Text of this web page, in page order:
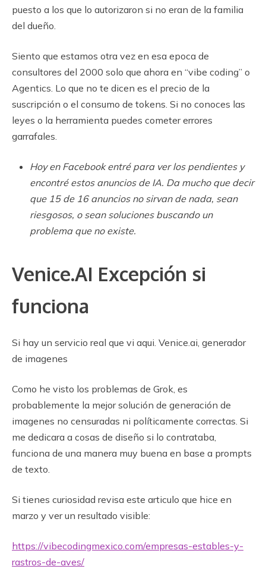
puesto a los que lo autorizaron si no eran de la familia
del dueño.
Siento que estamos otra vez en esa epoca de
consultores del 2000 solo que ahora en “vibe coding” o
Agentics. Lo que no te dicen es el precio de la
suscripción o el consumo de tokens. Si no conoces las
leyes o la herramienta puedes cometer errores
garrafales.
Hoy en Facebook entré para ver los pendientes y
encontré estos anuncios de IA. Da mucho que decir
que 15 de 16 anuncios no sirvan de nada, sean
riesgosos, o sean soluciones buscando un
problema que no existe.
Venice.AI Excepción si
funciona
Si hay un servicio real que vi aqui. Venice.ai, generador
de imagenes
Como he visto los problemas de Grok, es
probablemente la mejor solución de generación de
imagenes no censuradas ni políticamente correctas. Si
me dedicara a cosas de diseño si lo contrataba,
funciona de una manera muy buena en base a prompts
de texto.
Si tienes curiosidad revisa este articulo que hice en
marzo y ver un resultado visible:
https://vibecodingmexico.com/empresas-estables-y-
rastros-de-aves/